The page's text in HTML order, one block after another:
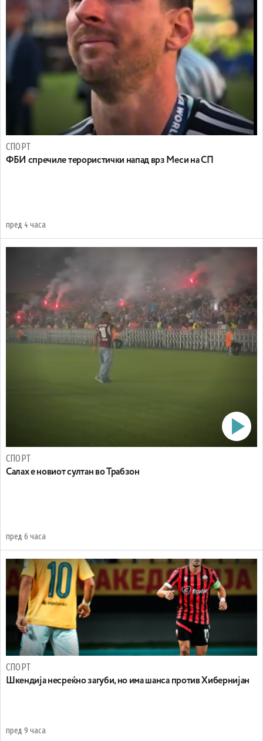
СПОРТ
ФБИ спречиле терористички напад врз Меси на СП
пред 4 часа
СПОРТ
Салах е новиот султан во Трабзон
пред 6 часа
СПОРТ
Шкендија несреќно загуби, но има шанса против Хибернијан
пред 9 часа